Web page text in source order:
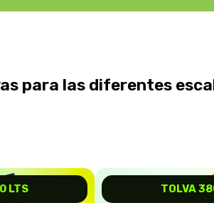
para las diferentes
LTS TOLVA